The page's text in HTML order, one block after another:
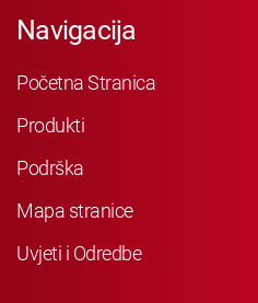
Navigacija
Početna Stranica
Produkti
Podrška
Mapa stranice
Uvjeti i Odredbe